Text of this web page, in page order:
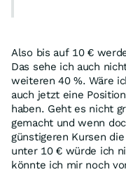
Also bis auf 10 €
Das sehe ich auch
weiteren 40 %. Wäre
auch jetzt eine
haben. Geht es nicht
gemacht und wenn
günstigeren Kursen
unter 10 € würde ich
könnte ich mir noch